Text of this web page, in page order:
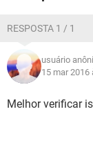
RESPOSTA 1 / 1
usuário
15 mar 2016
Melhor verificar